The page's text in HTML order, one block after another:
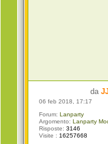
da
06 feb 2018, 17:17
Forum: Lanparty
Argomento: Lanparty
Risposte: 3146
Visite : 16257668